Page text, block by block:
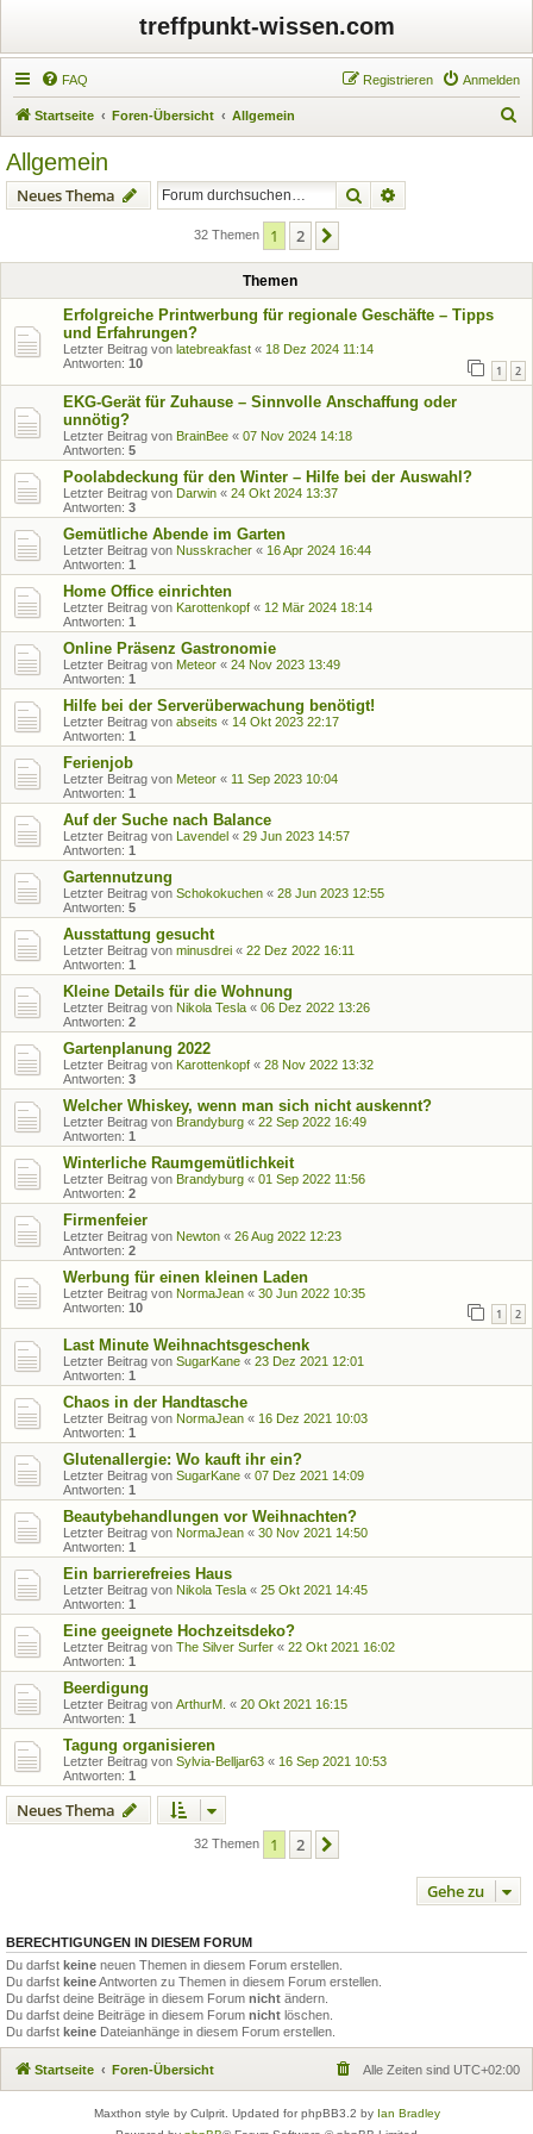
treffpunkt-wissen.com
FAQ Anmelden
Registrieren
Startseite Foren-Übersicht Allgemein
Allgemein
Neues Thema Suche
32 Themen 1 2
Themen
Erfolgreiche Printwerbung für regionale Geschäfte – Tipps
und Erfahrungen?
Letzter Beitrag von latebreakfast « 18 Dez 2024 11:14
Antworten: 10 1 2
EKG-Gerät für Zuhause – Sinnvolle Anschaffung oder
unnötig?
Letzter Beitrag von BrainBee « 07 Nov 2024 14:18
Antworten: 5
Poolabdeckung für den Winter – Hilfe bei der Auswahl?
Letzter Beitrag von Darwin « 24 Okt 2024 13:37
Antworten: 3
Gemütliche Abende im Garten
Letzter Beitrag von Nusskracher « 16 Apr 2024 16:44
Antworten: 1
Home Office einrichten
Letzter Beitrag von Karottenkopf « 12 Mär 2024 18:14
Antworten: 1
Online Präsenz Gastronomie
Letzter Beitrag von Meteor « 24 Nov 2023 13:49
Antworten: 1
Hilfe bei der Serverüberwachung benötigt!
Letzter Beitrag von abseits « 14 Okt 2023 22:17
Antworten: 1
Ferienjob
Letzter Beitrag von Meteor « 11 Sep 2023 10:04
Antworten: 1
Auf der Suche nach Balance
Letzter Beitrag von Lavendel « 29 Jun 2023 14:57
Antworten: 1
Gartennutzung
Letzter Beitrag von Schokokuchen « 28 Jun 2023 12:55
Antworten: 5
Ausstattung gesucht
Letzter Beitrag von minusdrei « 22 Dez 2022 16:11
Antworten: 1
Kleine Details für die Wohnung
Letzter Beitrag von Nikola Tesla « 06 Dez 2022 13:26
Antworten: 2
Gartenplanung 2022
Letzter Beitrag von Karottenkopf « 28 Nov 2022 13:32
Antworten: 3
Welcher Whiskey, wenn man sich nicht auskennt?
Letzter Beitrag von Brandyburg « 22 Sep 2022 16:49
Antworten: 1
Winterliche Raumgemütlichkeit
Letzter Beitrag von Brandyburg « 01 Sep 2022 11:56
Antworten: 2
Firmenfeier
Letzter Beitrag von Newton « 26 Aug 2022 12:23
Antworten: 2
Werbung für einen kleinen Laden
Letzter Beitrag von NormaJean « 30 Jun 2022 10:35
Antworten: 10 1 2
Last Minute Weihnachtsgeschenk
Letzter Beitrag von SugarKane « 23 Dez 2021 12:01
Antworten: 1
Chaos in der Handtasche
Letzter Beitrag von NormaJean « 16 Dez 2021 10:03
Antworten: 1
Glutenallergie: Wo kauft ihr ein?
Letzter Beitrag von SugarKane « 07 Dez 2021 14:09
Antworten: 1
Beautybehandlungen vor Weihnachten?
Letzter Beitrag von NormaJean « 30 Nov 2021 14:50
Antworten: 1
Ein barrierefreies Haus
Letzter Beitrag von Nikola Tesla « 25 Okt 2021 14:45
Antworten: 1
Eine geeignete Hochzeitsdeko?
Letzter Beitrag von The Silver Surfer « 22 Okt 2021 16:02
Antworten: 1
Beerdigung
Letzter Beitrag von ArthurM. « 20 Okt 2021 16:15
Antworten: 1
Tagung organisieren
Letzter Beitrag von Sylvia-Belljar63 « 16 Sep 2021 10:53
Antworten: 1
Neues Thema
32 Themen 1 2
Gehe zu
BERECHTIGUNGEN IN DIESEM FORUM
Du darfst keine neuen Themen in diesem Forum erstellen.
Du darfst keineAntworten zu Themen in diesem Forum erstellen.
Du darfst deine Beiträge in diesem Forum nicht ändern.
Du darfst deine Beiträge in diesem Forum nicht löschen.
Du darfst keine Dateianhänge in diesem Forum erstellen.
Startseite Foren-Übersicht Alle Zeiten sind UTC+02:00
Maxthon style by Culprit. Updated for phpBB3.2 by Ian Bradley